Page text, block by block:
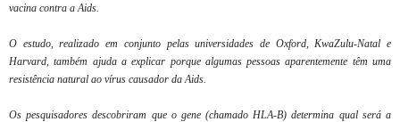
vacina contra a Aids.
O estudo, realizado em conjunto pelas universidades de Oxford, KwaZulu-Natal e
Harvard, também ajuda a explicar porque algumas pessoas aparentemente têm uma
resistência natural ao vírus causador da Aids.
Os pesquisadores descobriram que o gene (chamado HLA-B) determina qual será a